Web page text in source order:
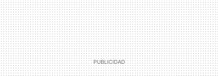
MAIL